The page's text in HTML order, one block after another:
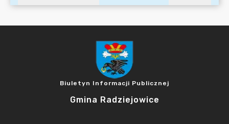
Biuletyn Informacji Publicznej
Gmina Radziejowice